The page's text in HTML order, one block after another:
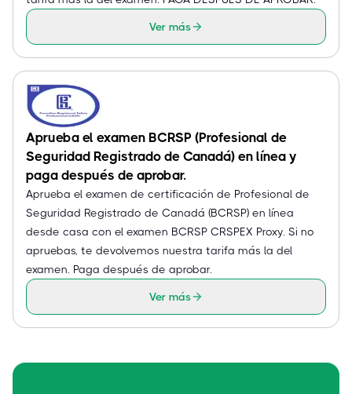
Ver más
Aprueba el examen BCRSP (Profesional de
Seguridad Registrado de Canadá) en línea y
paga después de aprobar.
Aprueba el examen de certificación de Profesional de
Seguridad Registrado de Canadá (BCRSP) en línea
desde casa con el examen BCRSP CRSPEX Proxy. Si no
apruebas, te devolvemos nuestra tarifa más la del
examen. Paga después de aprobar.
Ver más